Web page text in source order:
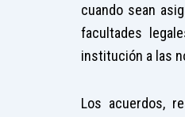
cuando sean
facultades
institución a las
Los acuerdos,